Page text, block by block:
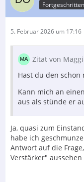
5. Februar 2026 um 17:16
Zitat von
Hast du den schon
Kann mich an
aus als stünde er
Ja, quasi zum
habe ich
Antwort auf die
Verstärker" aussehen